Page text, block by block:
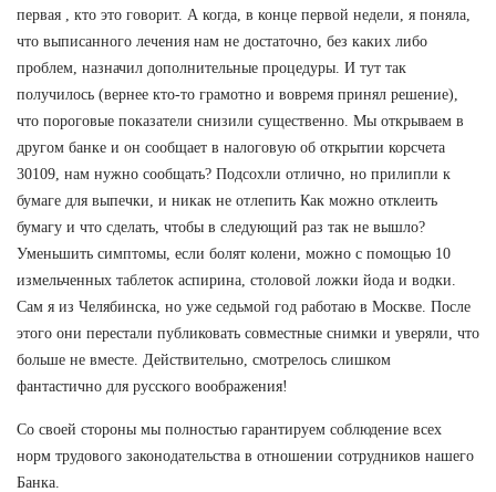
первая , кто это говорит. А когда, в конце первой недели, я поняла,
что выписанного лечения нам не достаточно, без каких либо
проблем, назначил дополнительные процедуры. И тут так
получилось (вернее кто-то грамотно и вовремя принял решение),
что пороговые показатели снизили существенно. Мы открываем в
другом банке и он сообщает в налоговую об открытии корсчета
30109, нам нужно сообщать? Подсохли отлично, но прилипли к
бумаге для выпечки, и никак не отлепить Как можно отклеить
бумагу и что сделать, чтобы в следующий раз так не вышло?
Уменьшить симптомы, если болят колени, можно с помощью 10
измельченных таблеток аспирина, столовой ложки йода и водки.
Сам я из Челябинска, но уже седьмой год работаю в Москве. После
этого они перестали публиковать совместные снимки и уверяли, что
больше не вместе. Действительно, смотрелось слишком
фантастично для русского воображения!
Со своей стороны мы полностью гарантируем соблюдение всех
норм трудового законодательства в отношении сотрудников нашего
Банка.